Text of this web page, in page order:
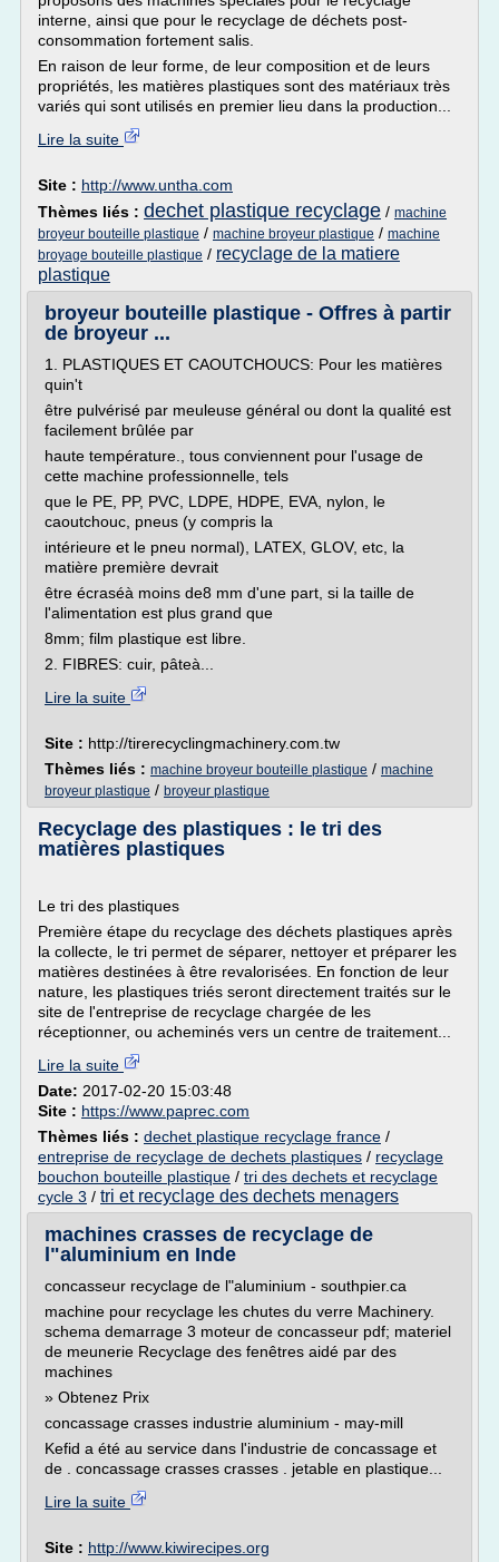
interne, ainsi que pour le recyclage de déchets post-
consommation fortement salis.
En raison de leur forme, de leur composition et de leurs
propriétés, les matières plastiques sont des matériaux très
variés qui sont utilisés en premier lieu dans la production...
Lire la suite
Site : http://www.untha.com
Thèmes liés : dechet plastique recyclage / machine
broyeur bouteille plastique / machine broyeur plastique / machine
broyage bouteille plastique / recyclage de la matiere
plastique
broyeur bouteille plastique - Offres à partir
de broyeur ...
1. PLASTIQUES ET CAOUTCHOUCS: Pour les matières
quin't
être pulvérisé par meuleuse général ou dont la qualité est
facilement brûlée par
haute température., tous conviennent pour l'usage de
cette machine professionnelle, tels
que le PE, PP, PVC, LDPE, HDPE, EVA, nylon, le
caoutchouc, pneus (y compris la
intérieure et le pneu normal), LATEX, GLOV, etc, la
matière première devrait
être écraséà moins de8 mm d'une part, si la taille de
l'alimentation est plus grand que
8mm; film plastique est libre.
2. FIBRES: cuir, pâteà...
Lire la suite
Site : http://tirerecyclingmachinery.com.tw
Thèmes liés : machine broyeur bouteille plastique / machine
broyeur plastique / broyeur plastique
Recyclage des plastiques : le tri des
matières plastiques
Le tri des plastiques
Première étape du recyclage des déchets plastiques après
la collecte, le tri permet de séparer, nettoyer et préparer les
matières destinées à être revalorisées. En fonction de leur
nature, les plastiques triés seront directement traités sur le
site de l'entreprise de recyclage chargée de les
réceptionner, ou acheminés vers un centre de traitement...
Lire la suite
Date: 2017-02-20 15:03:48
Site : https://www.paprec.com
Thèmes liés : dechet plastique recyclage france /
entreprise de recyclage de dechets plastiques / recyclage
bouchon bouteille plastique / tri des dechets et recyclage
cycle 3 / tri et recyclage des dechets menagers
machines crasses de recyclage de
l"aluminium en Inde
concasseur recyclage de l"aluminium - southpier.ca
machine pour recyclage les chutes du verre Machinery.
schema demarrage 3 moteur de concasseur pdf; materiel
de meunerie Recyclage des fenêtres aidé par des
machines
» Obtenez Prix
concassage crasses industrie aluminium - may-mill
Kefid a été au service dans l'industrie de concassage et
de . concassage crasses crasses . jetable en plastique...
Lire la suite
Site : http://www.kiwirecipes.org